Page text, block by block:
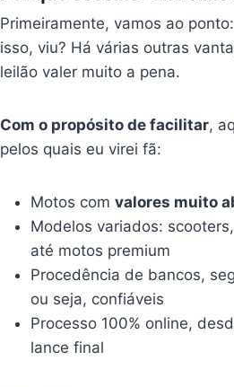
Primeiramente, vamos ao
isso, viu? Há várias outras
leilão valer muito a pena.
Com o propósito de facilitar,
pelos quais eu virei fã:
Motos comvalores muito
Modelos variados:
até motos premium
Procedência de bancos,
ou seja, confiáveis
Processo 100% online,
lance final